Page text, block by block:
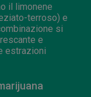
il limonene
terroso) e
si
e
estrazioni